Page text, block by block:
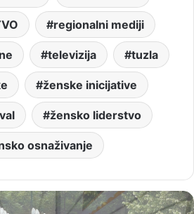
regionalni mediji
televizija tuzla
ženske inicijative
žensko liderstvo
osnaživanje